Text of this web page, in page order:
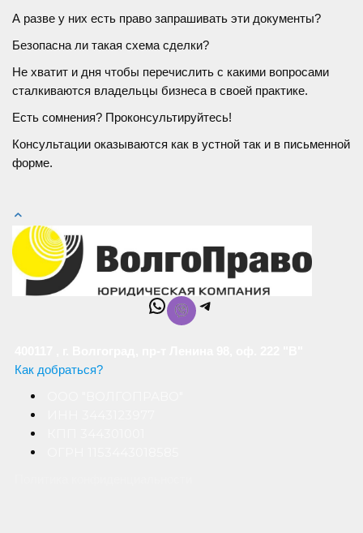
А разве у них есть право запрашивать эти документы?
Безопасна ли такая схема сделки?
Не хватит и дня чтобы перечислить с какими вопросами
сталкиваются владельцы бизнеса в своей практике.
Есть сомнения? Проконсультируйтесь!
Консультации оказываются как в устной так и в письменной
форме.
WhatsAppTelegram
Как добраться?